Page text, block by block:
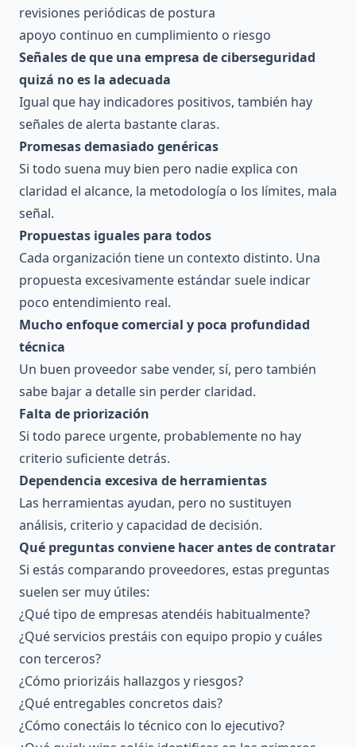
revisiones periódicas de postura
apoyo continuo en cumplimiento o riesgo
Señales de que una empresa de ciberseguridad
quizá no es la adecuada
Igual que hay indicadores positivos, también hay
señales de alerta bastante claras.
Promesas demasiado genéricas
Si todo suena muy bien pero nadie explica con
claridad el alcance, la metodología o los límites, mala
señal.
Propuestas iguales para todos
Cada organización tiene un contexto distinto. Una
propuesta excesivamente estándar suele indicar
poco entendimiento real.
Mucho enfoque comercial y poca profundidad
técnica
Un buen proveedor sabe vender, sí, pero también
sabe bajar a detalle sin perder claridad.
Falta de priorización
Si todo parece urgente, probablemente no hay
criterio suficiente detrás.
Dependencia excesiva de herramientas
Las herramientas ayudan, pero no sustituyen
análisis, criterio y capacidad de decisión.
Qué preguntas conviene hacer antes de contratar
Si estás comparando proveedores, estas preguntas
suelen ser muy útiles:
¿Qué tipo de empresas atendéis habitualmente?
¿Qué servicios prestáis con equipo propio y cuáles
con terceros?
¿Cómo priorizáis hallazgos y riesgos?
¿Qué entregables concretos dais?
¿Cómo conectáis lo técnico con lo ejecutivo?